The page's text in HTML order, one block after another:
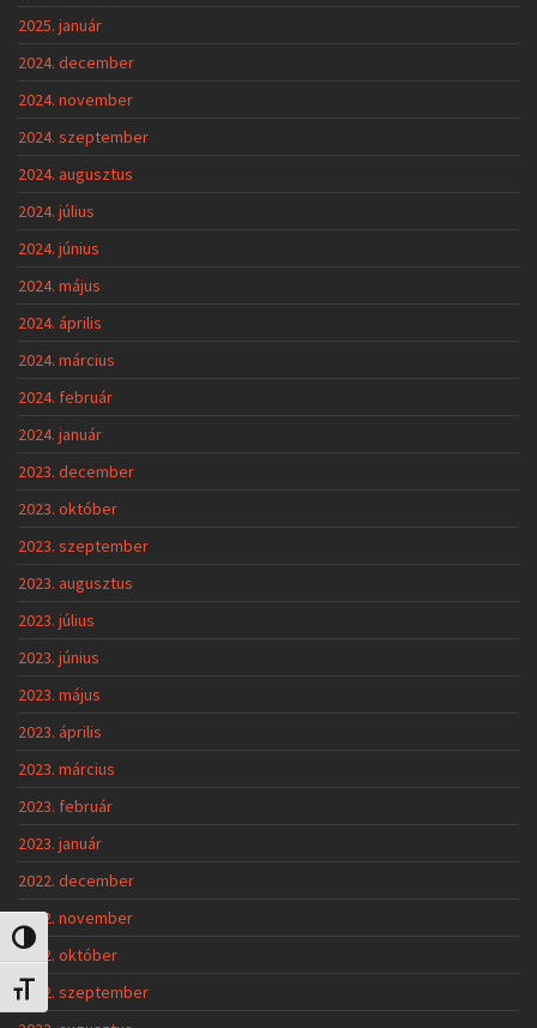
Nagy kontraszt váltása
Betűméret váltása
2025. január
2024. december
2024. november
2024. szeptember
2024. augusztus
2024. július
2024. június
2024. május
2024. április
2024. március
2024. február
2024. január
2023. december
2023. október
2023. szeptember
2023. augusztus
2023. július
2023. június
2023. május
2023. április
2023. március
2023. február
2023. január
2022. december
2022. november
2022. október
2022. szeptember